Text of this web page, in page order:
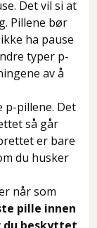
Det vil si at
Pillene bør
ha pause
typer p-
av å
p-pillene. Det
så går
er bare
du husker
når som
pille innen